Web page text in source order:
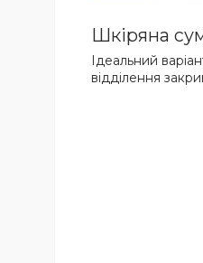
Шкіряна
Ідеальний
відділення